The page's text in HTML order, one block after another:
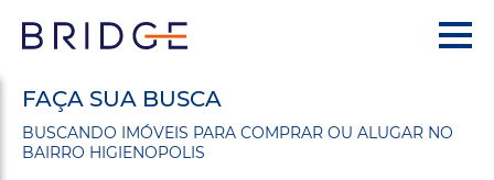
FAÇA SUA BUSCA
BUSCANDO IMÓVEIS PARA COMPRAR OU ALUGAR NO
BAIRRO HIGIENOPOLIS